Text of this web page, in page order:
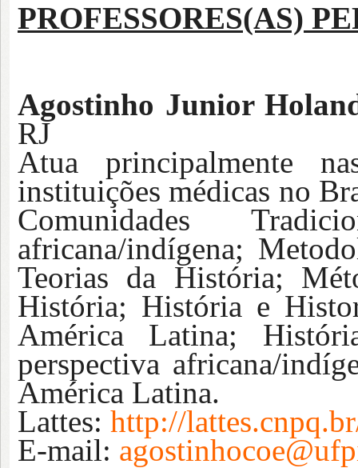
PROFESSORES(AS)
Agostinho Junior
RJ
Atua principalmente
instituições médicas no
Comunidades
africana/indígena;
Teorias da História;
História; História e
América Latina;
perspectiva africana/
América Latina.
Lattes: http://
E-mail: